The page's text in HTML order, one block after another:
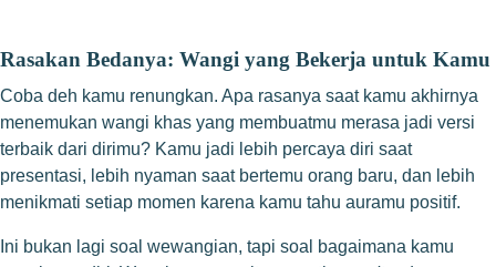
Rasakan Bedanya: Wangi yang Bekerja untuk Kamu
Coba deh kamu renungkan. Apa rasanya saat kamu akhirnya
menemukan wangi khas yang membuatmu merasa jadi versi
terbaik dari dirimu? Kamu jadi lebih percaya diri saat
presentasi, lebih nyaman saat bertemu orang baru, dan lebih
menikmati setiap momen karena kamu tahu auramu positif.
Ini bukan lagi soal wewangian, tapi soal bagaimana kamu